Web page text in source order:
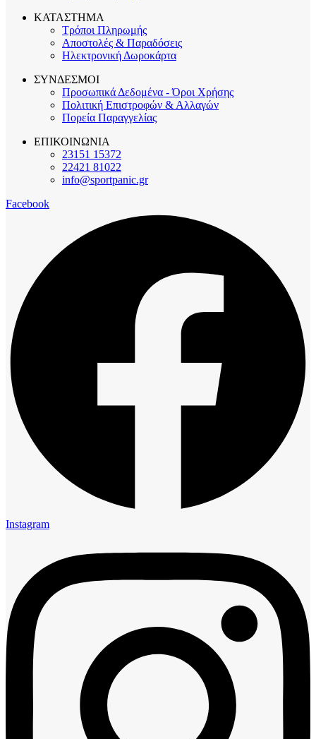
ΚΑΤΑΣΤΗΜΑ
Τρόποι Πληρωμής
Αποστολές & Παραδόσεις
Ηλεκτρονική Δωροκάρτα
ΣΥΝΔΕΣΜΟΙ
Προσωπικά Δεδομένα - Όροι Χρήσης
Πολιτική Επιστροφών & Αλλαγών
Πορεία Παραγγελίας
ΕΠΙΚΟΙΝΩΝΙΑ
23151 15372
22421 81022
info@sportpanic.gr
Facebook
Instagram